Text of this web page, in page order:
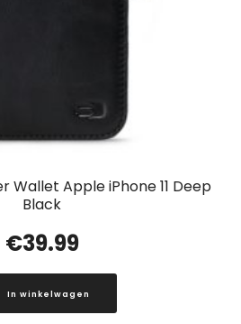
Wallet Apple iPhone 11 Deep
Black
€39.99
In winkelwagen